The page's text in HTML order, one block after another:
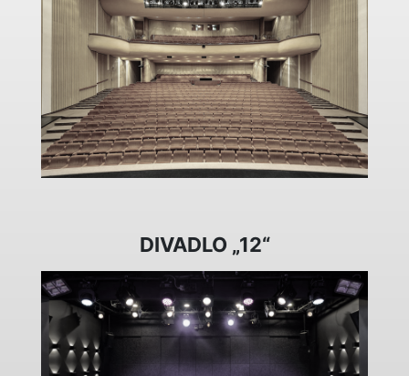
DIVADLO „12“